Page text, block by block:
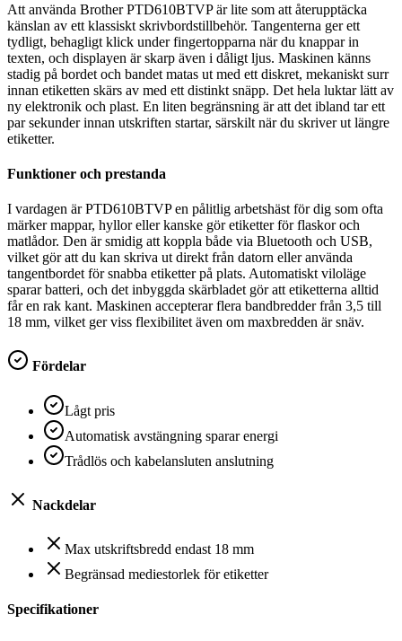
Att använda Brother PTD610BTVP är lite som att återupptäcka
känslan av ett klassiskt skrivbordstillbehör. Tangenterna ger ett
tydligt, behagligt klick under fingertopparna när du knappar in
texten, och displayen är skarp även i dåligt ljus. Maskinen känns
stadig på bordet och bandet matas ut med ett diskret, mekaniskt surr
innan etiketten skärs av med ett distinkt snäpp. Det hela luktar lätt av
ny elektronik och plast. En liten begränsning är att det ibland tar ett
par sekunder innan utskriften startar, särskilt när du skriver ut längre
etiketter.
Funktioner och prestanda
I vardagen är PTD610BTVP en pålitlig arbetshäst för dig som ofta
märker mappar, hyllor eller kanske gör etiketter för flaskor och
matlådor. Den är smidig att koppla både via Bluetooth och USB,
vilket gör att du kan skriva ut direkt från datorn eller använda
tangentbordet för snabba etiketter på plats. Automatiskt viloläge
sparar batteri, och det inbyggda skärbladet gör att etiketterna alltid
får en rak kant. Maskinen accepterar flera bandbredder från 3,5 till
18 mm, vilket ger viss flexibilitet även om maxbredden är snäv.
Fördelar
Lågt pris
Automatisk avstängning sparar energi
Trådlös och kabelansluten anslutning
Nackdelar
Max utskriftsbredd endast 18 mm
Begränsad mediestorlek för etiketter
Specifikationer